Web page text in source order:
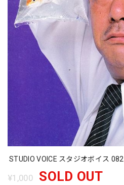
STUDIO VOICE スタジオボイス 082
¥1,000 SOLD OUT